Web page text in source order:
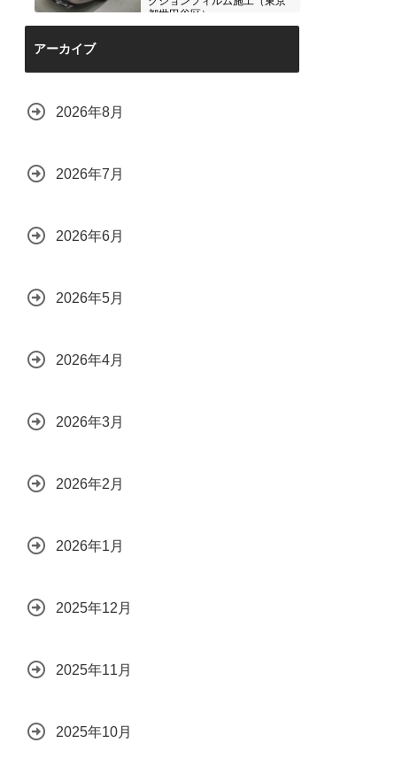
都世田谷区）
2026.07.28
アーカイブ
2026年8月
2026年7月
2026年6月
2026年5月
2026年4月
2026年3月
2026年2月
2026年1月
2025年12月
2025年11月
2025年10月